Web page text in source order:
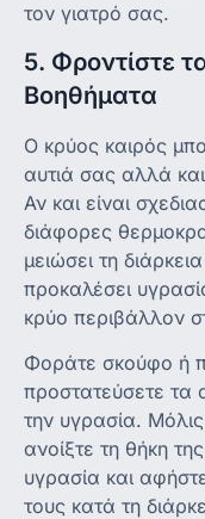
τον γιατρό σας.
5. Φροντίστε
Βοηθήματα
Ο κρύος καιρός
αυτιά σας αλλά
Αν και είναι
διάφορες
μειώσει τη
προκαλέσει
κρύο περιβάλλον
Φοράτε σκούφο ή
προστατεύσετε τα
την υγρασία.
ανοίξτε τη θήκη
υγρασία και
τους κατά τη